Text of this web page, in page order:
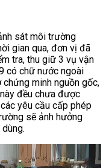
sát môi trường
gian qua, đơn vị đã
tra, thu giữ 3 vụ vận
có chữ nước ngoài
minh nguồn gốc,
đều chưa được
yêu cầu cấp phép
sẽ ảnh hưởng